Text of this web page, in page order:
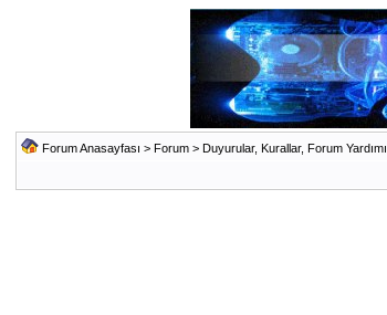
Forum Anasayfası > Forum> Duyurular, Kurallar, Forum Yardımı